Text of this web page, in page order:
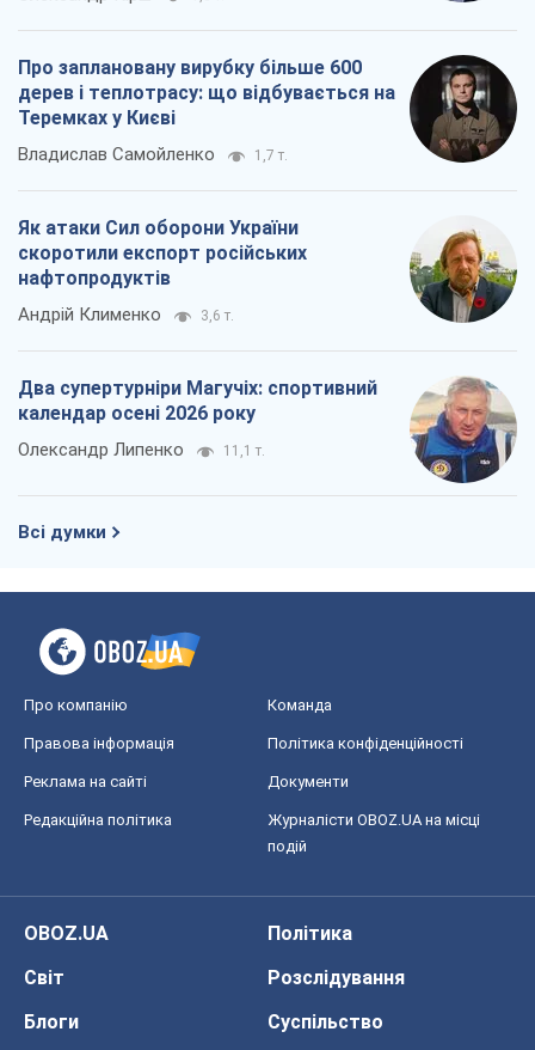
Про заплановану вирубку більше 600
дерев і теплотрасу: що відбувається на
Теремках у Києві
Владислав Самойленко 1,7 т.
Як атаки Сил оборони України
скоротили експорт російських
нафтопродуктів
Андрій Клименко 3,6 т.
Два супертурніри Магучіх: спортивний
календар осені 2026 року
Олександр Липенко 11,1 т.
Всі думки
Про компанію Команда
Правова інформація Політика конфіденційності
Реклама на сайті Документи
Редакційна політика
Журналісти OBOZ.UA на місці
подій
OBOZ.UA
Політика
Світ
Розслідування
Блоги
Суспільство